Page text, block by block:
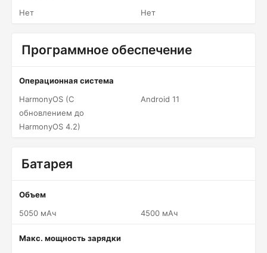
Нет
Нет
Программное обеспечение
Операционная система
HarmonyOS (С
обновлением до
HarmonyOS 4.2)
Android 11
Батарея
Объем
5050 мАч
4500 мАч
Макс. мощность зарядки